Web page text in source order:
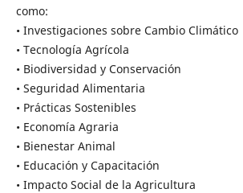
como:
• Investigaciones sobre Cambio Climático
• Tecnología Agrícola
• Biodiversidad y Conservación
• Seguridad Alimentaria
• Prácticas Sostenibles
• Economía Agraria
• Bienestar Animal
• Educación y Capacitación
• Impacto Social de la Agricultura